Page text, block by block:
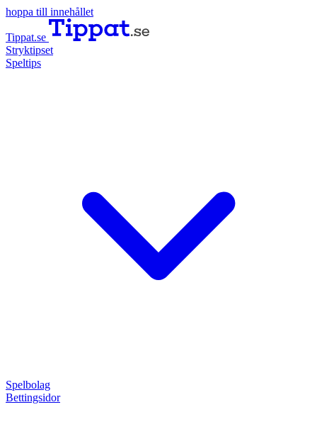
hoppa till innehållet
Tippat.se
Stryktipset
Speltips
Spelbolag
Bettingsidor